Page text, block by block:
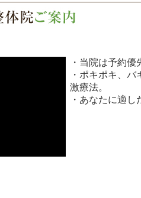
・当院は予約
・ポキポキ、
激療法。
・あなたに適